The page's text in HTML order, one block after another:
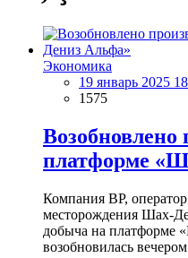
Экономика
19 январь 2025
1575
Возобновлено
платформе
Компания BP,
месторождения Шах-
добыча на платформе
возобновилась